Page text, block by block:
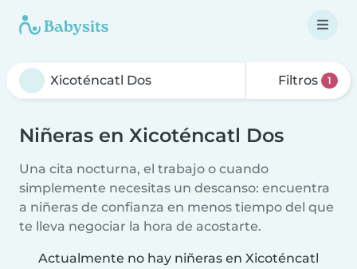
Filtros 1
Niñeras en Xicoténcatl Dos
Una cita nocturna, el trabajo o cuando
simplemente necesitas un descanso: encuentra
a niñeras de confianza en menos tiempo del que
te lleva negociar la hora de acostarte.
Actualmente no hay niñeras en Xicoténcatl